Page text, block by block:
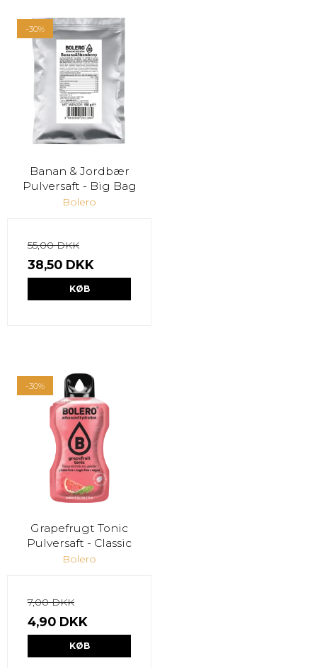
-30%
Banan & Jordbær
Pulversaft - Big Bag
Bolero
55,00 DKK
38,50 DKK
KØB
-30%
Grapefrugt Tonic
Pulversaft - Classic
Bolero
7,00 DKK
4,90 DKK
KØB